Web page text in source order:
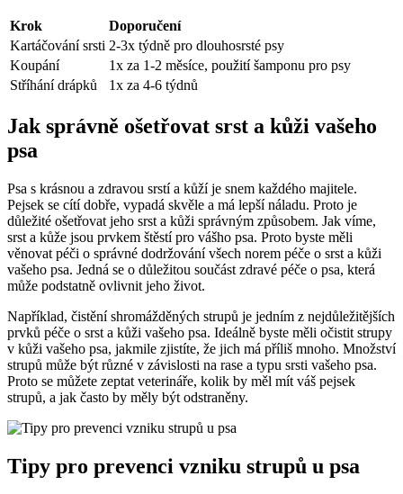
Krok
Doporučení
Kartáčování srsti 2-3x týdně pro dlouhosrsté psy
Koupání
1x za 1-2 měsíce, použití šamponu pro psy
Stříhání drápků
1x za 4-6 týdnů
Jak správně ošetřovat srst a kůži vašeho
psa
Psa s krásnou a zdravou srstí a kůží je snem každého majitele.
Pejsek se cítí dobře, vypadá skvěle a má lepší náladu. Proto je
důležité ošetřovat jeho srst a kůži správným způsobem. Jak víme,
srst a kůže jsou prvkem štěstí pro vášho psa. Proto byste měli
věnovat péči o správné dodržování všech norem péče o srst a kůži
vašeho psa. Jedná se o důležitou součást zdravé péče o psa, která
může podstatně ovlivnit jeho život.
Například, čistění shromážděných strupů je jedním z nejdůležitějších
prvků péče o srst a kůži vašeho psa. Ideálně byste měli očistit strupy
v kůži vašeho psa, jakmile zjistíte, že jich má příliš mnoho. Množství
strupů může být různé v závislosti na rase a typu srsti vašeho psa.
Proto se můžete zeptat veterináře, kolik by měl mít váš pejsek
strupů, a jak často by měly být odstraněny.
Tipy pro prevenci vzniku strupů u psa